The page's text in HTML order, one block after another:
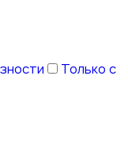
Только с